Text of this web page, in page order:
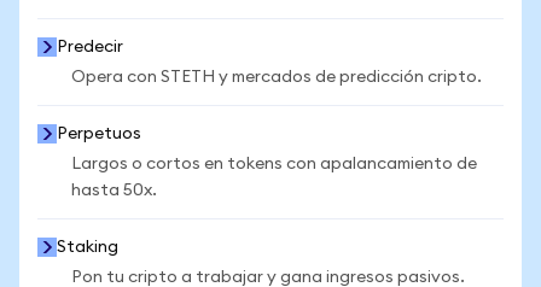
Predecir
Opera con STETH y mercados de predicción cripto.
Perpetuos
Largos o cortos en tokens con apalancamiento de
hasta 50x.
Staking
Pon tu cripto a trabajar y gana ingresos pasivos.